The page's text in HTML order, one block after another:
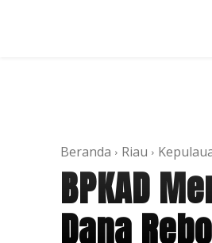
Beranda Riau
BPKAD
Dana